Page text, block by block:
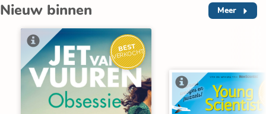
Nieuw binnen Meer
BEST
VERKOCHT